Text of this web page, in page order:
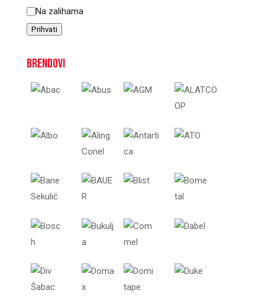
Status
Na zalihama
Prihvati
Brendovi